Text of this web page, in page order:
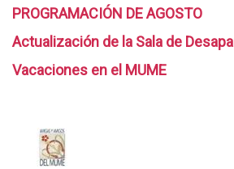
PROGRAMACIÓN DE AGOSTO
Actualización de la Sala de
Vacaciones en el MUME